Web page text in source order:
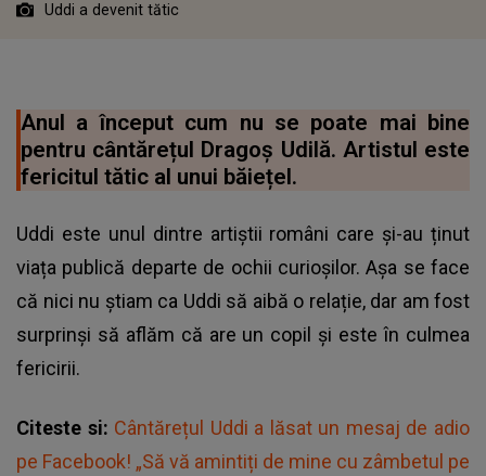
Uddi a devenit tătic
Anul a început cum nu se poate mai bine
pentru cântărețul Dragoș Udilă. Artistul este
fericitul tătic al unui băiețel.
Uddi este unul dintre artiștii români care și-au ținut
viața publică departe de ochii curioșilor. Așa se face
că nici nu știam ca Uddi să aibă o relație, dar am fost
surprinși să aflăm că are un copil și este în culmea
fericirii.
Citeste si: Cântărețul Uddi a lăsat un mesaj de adio
pe Facebook! „Să vă amintiți de mine cu zâmbetul pe